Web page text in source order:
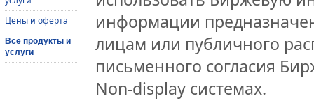
Цены и оферта
Все продукты и
услуги
информации
лицам или публичного
письменного согласия
Non-display системах.